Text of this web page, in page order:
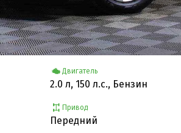
Двигатель
2.0 л, 150 л.с., Бензин
Привод
Передний